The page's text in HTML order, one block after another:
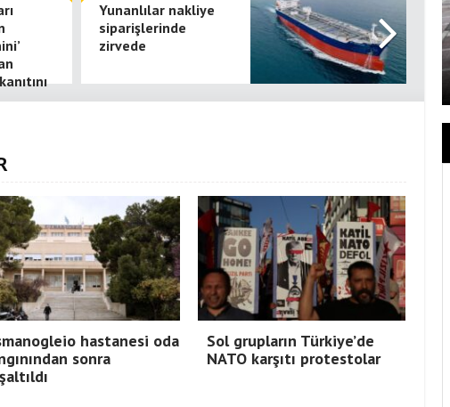
Yunanlılar nakliye
siparişlerinde
zirvede
hastanesi oda
sonra
Sol grupların Türkiye’de
NATO karşıtı protestolar